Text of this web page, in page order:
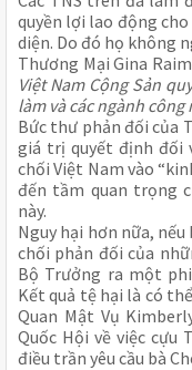
quyền lợi lao động
diện. Do đó họ không
Thương Mại Gina
Việt Nam Cộng Sản
làm và các ngành công
Bức thư phản đối của
giá trị quyết định đối
chối Việt Nam vào
đến tầm quan trọng
này.
Nguy hại hơn nữa,
chối phản đối của
Bộ Trưởng ra một
Kết quả tệ hại là có
Quan Mật Vụ
Quốc Hội về việc cựu
điều trần yêu cầu bà